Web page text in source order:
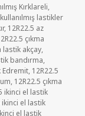
Kırklareli,
lastikler
, 12R22.5 az
çıkma
lastik akçay,
bandırma,
Edremit, 12R22.5
, 12R22.5 çıkma
ikinci el lastik
ikinci el lastik
el lastik